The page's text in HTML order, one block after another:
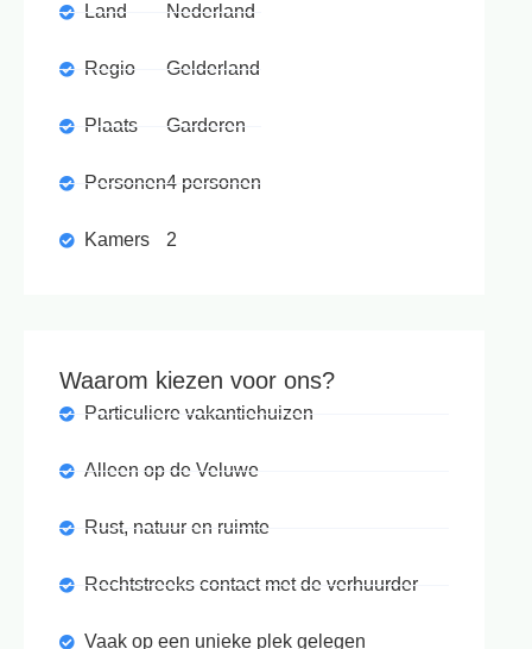
Land
Regio
Plaats
Personen
Kamers
Nederland
Gelderland
Garderen
4 personen
2
Waarom kiezen voor ons?
Particuliere vakantiehuizen
Alleen op de Veluwe
Rust, natuur en ruimte
Rechtstreeks contact met de verhuurder
Vaak op een unieke plek gelegen